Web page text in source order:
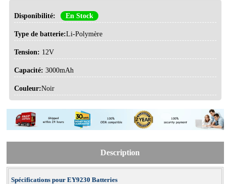
Disponibilité: En Stock
Type de batterie:Li-Polymère
Tension: 12V
Capacité: 3000mAh
Couleur:Noir
Description
Spécifications pour EY9230 Batteries